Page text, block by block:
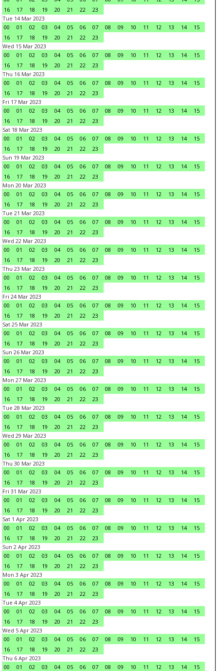
16
17 18 19 20 21 22
23
Tue 14 Mar 2023
00
01 02 03 04 05 06 07 08 09 10 11 12 13 14
15
16
17 18 19 20 21 22
23
Wed 15 Mar 2023
00
01 02 03 04 05 06 07 08 09 10 11 12 13 14
15
16
17 18 19 20 21 22
23
Thu 16 Mar 2023
00
01 02 03 04 05 06 07 08 09 10 11 12 13 14
15
16
17 18 19 20 21 22
23
Fri 17 Mar 2023
00
01 02 03 04 05 06 07 08 09 10 11 12 13 14
15
16
17 18 19 20 21 22
23
Sat 18 Mar 2023
00
01 02 03 04 05 06 07 08 09 10 11 12 13 14
15
16
17 18 19 20 21 22
23
Sun 19 Mar 2023
00
01 02 03 04 05 06 07 08 09 10 11 12 13 14
15
16
17 18 19 20 21 22
23
Mon 20 Mar 2023
00
01 02 03 04 05 06 07 08 09 10 11 12 13 14
15
16
17 18 19 20 21 22
23
Tue 21 Mar 2023
00
01 02 03 04 05 06 07 08 09 10 11 12 13 14
15
16
17 18 19 20 21 22
23
Wed 22 Mar 2023
00
01 02 03 04 05 06 07 08 09 10 11 12 13 14
15
16
17 18 19 20 21 22
23
Thu 23 Mar 2023
00
01 02 03 04 05 06 07 08 09 10 11 12 13 14
15
16
17 18 19 20 21 22
23
Fri 24 Mar 2023
00
01 02 03 04 05 06 07 08 09 10 11 12 13 14
15
16
17 18 19 20 21 22
23
Sat 25 Mar 2023
00
01 02 03 04 05 06 07 08 09 10 11 12 13 14
15
16
17 18 19 20 21 22
23
Sun 26 Mar 2023
00
01 02 03 04 05 06 07 08 09 10 11 12 13 14
15
16
17 18 19 20 21 22
23
Mon 27 Mar 2023
00
01 02 03 04 05 06 07 08 09 10 11 12 13 14
15
16
17 18 19 20 21 22
23
Tue 28 Mar 2023
00
01 02 03 04 05 06 07 08 09 10 11 12 13 14
15
16
17 18 19 20 21 22
23
Wed 29 Mar 2023
00
01 02 03 04 05 06 07 08 09 10 11 12 13 14
15
16
17 18 19 20 21 22
23
Thu 30 Mar 2023
00
01 02 03 04 05 06 07 08 09 10 11 12 13 14
15
16
17 18 19 20 21 22
23
Fri 31 Mar 2023
00
01 02 03 04 05 06 07 08 09 10 11 12 13 14
15
16
17 18 19 20 21 22
23
Sat 1 Apr 2023
00
01 02 03 04 05 06 07 08 09 10 11 12 13 14
15
16
17 18 19 20 21 22
23
Sun 2 Apr 2023
00
01 02 03 04 05 06 07 08 09 10 11 12 13 14
15
16
17 18 19 20 21 22
23
Mon 3 Apr 2023
00
01 02 03 04 05 06 07 08 09 10 11 12 13 14
15
16
17 18 19 20 21 22
23
Tue 4 Apr 2023
00
01 02 03 04 05 06 07 08 09 10 11 12 13 14
15
16
17 18 19 20 21 22
23
Wed 5 Apr 2023
00
01 02 03 04 05 06 07 08 09 10 11 12 13 14
15
16
17 18 19 20 21 22
23
Thu 6 Apr 2023
00
01 02 03 04 05 06 07 08 09 10 11 12 13 14
15